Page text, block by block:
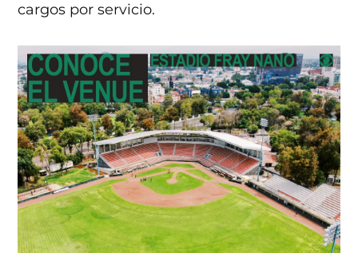
cargos por servicio.